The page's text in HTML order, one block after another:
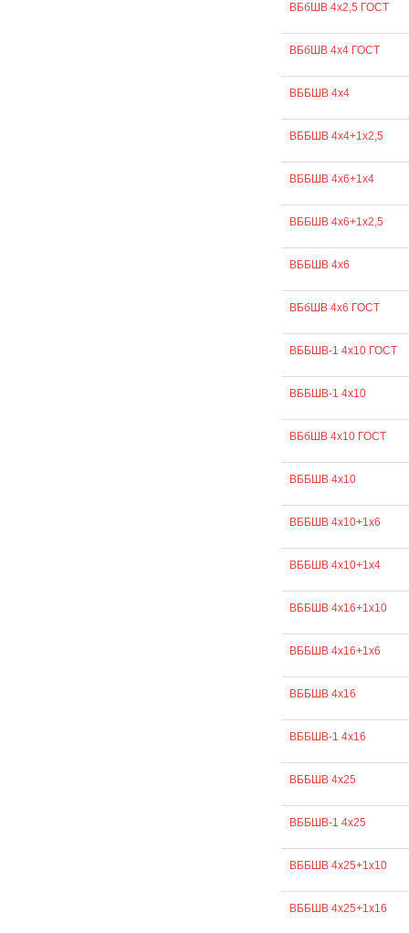
ВБбШВ 4х2,5 ГОСТ
ВБбШВ 4х4 ГОСТ
ВББШВ 4х4
ВББШВ 4х4+1х2,5
ВББШВ 4х6+1х4
ВББШВ 4х6+1х2,5
ВББШВ 4х6
ВБбШВ 4х6 ГОСТ
ВББШВ-1 4х10 ГОСТ
ВББШВ-1 4х10
ВБбШВ 4х10 ГОСТ
ВББШВ 4х10
ВББШВ 4х10+1х6
ВББШВ 4х10+1х4
ВББШВ 4х16+1х10
ВББШВ 4х16+1х6
ВББШВ 4х16
ВББШВ-1 4х16
ВББШВ 4х25
ВББШВ-1 4х25
ВББШВ 4х25+1х10
ВББШВ 4х25+1х16